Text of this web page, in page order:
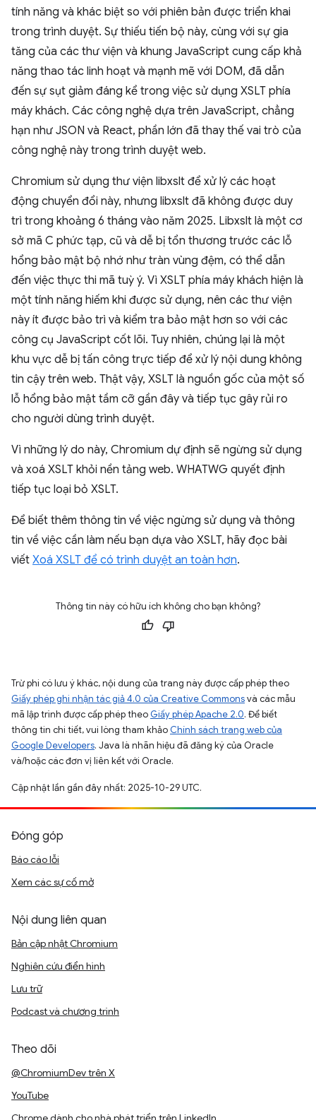
tính năng và khác biệt so với phiên bản được triển khai
trong trình duyệt. Sự thiếu tiến bộ này, cùng với sự gia
tăng của các thư viện và khung JavaScript cung cấp khả
năng thao tác linh hoạt và mạnh mẽ với DOM, đã dẫn
đến sự sụt giảm đáng kể trong việc sử dụng XSLT phía
máy khách. Các công nghệ dựa trên JavaScript, chẳng
hạn như JSON và React, phần lớn đã thay thế vai trò của
công nghệ này trong trình duyệt web.
Chromium sử dụng thư viện libxslt để xử lý các hoạt
động chuyển đổi này, nhưng libxslt đã không được duy
trì trong khoảng 6 tháng vào năm 2025. Libxslt là một cơ
sở mã C phức tạp, cũ và dễ bị tổn thương trước các lỗ
hổng bảo mật bộ nhớ như tràn vùng đệm, có thể dẫn
đến việc thực thi mã tuỳ ý. Vì XSLT phía máy khách hiện là
một tính năng hiếm khi được sử dụng, nên các thư viện
này ít được bảo trì và kiểm tra bảo mật hơn so với các
công cụ JavaScript cốt lõi. Tuy nhiên, chúng lại là một
khu vực dễ bị tấn công trực tiếp để xử lý nội dung không
tin cậy trên web. Thật vậy, XSLT là nguồn gốc của một số
lỗ hổng bảo mật tầm cỡ gần đây và tiếp tục gây rủi ro
cho người dùng trình duyệt.
Vì những lý do này, Chromium dự định sẽ ngừng sử dụng
và xoá XSLT khỏi nền tảng web. WHATWG quyết định
tiếp tục loại bỏ XSLT.
Để biết thêm thông tin về việc ngừng sử dụng và thông
tin về việc cần làm nếu bạn dựa vào XSLT, hãy đọc bài
viết Xoá XSLT để có trình duyệt an toàn hơn.
Thông tin này có hữu ích không cho bạn không?
Trừ phi có lưu ý khác, nội dung của trang này được cấp phép theo
Giấy phép ghi nhận tác giả 4.0 của Creative Commonsvà các mẫu
mã lập trình được cấp phép theo Giấy phép Apache 2.0. Để biết
thông tin chi tiết, vui lòng tham khảo Chính sách trang web của
Google Developers. Java là nhãn hiệu đã đăng ký của Oracle
và/hoặc các đơn vị liên kết với Oracle.
Cập nhật lần gần đây nhất: 2025-10-29 UTC.
Đóng góp
Báo cáo lỗi
Xem các sự cố mở
Nội dung liên quan
Bản cập nhật Chromium
Nghiên cứu điển hình
Lưu trữ
Podcast và chương trình
Theo dõi
@ChromiumDev trên X
YouTube